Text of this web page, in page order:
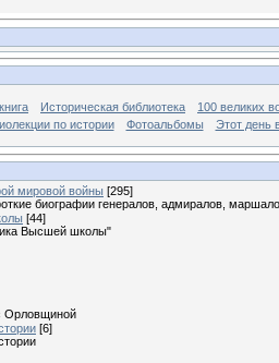
Историческая библиотека
100 великих
по истории
Фотоальбомы Этот день
мировой войны [295]
биографии генералов, адмиралов,
[44]
Высшей школы"
Орловщиной
[6]